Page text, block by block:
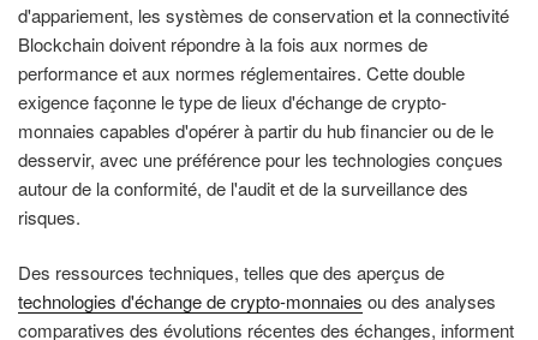
d'appariement, les systèmes de conservation et la connectivité
Blockchain doivent répondre à la fois aux normes de
performance et aux normes réglementaires. Cette double
exigence façonne le type de lieux d'échange de crypto-
monnaies capables d'opérer à partir du hub financier ou de le
desservir, avec une préférence pour les technologies conçues
autour de la conformité, de l'audit et de la surveillance des
risques.
Des ressources techniques, telles que des aperçus de
technologies d'échange de crypto-monnaies ou des analyses
comparatives des évolutions récentes des échanges, informent